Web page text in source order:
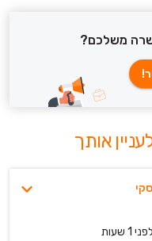
משלכם?
לפני 1 שעות